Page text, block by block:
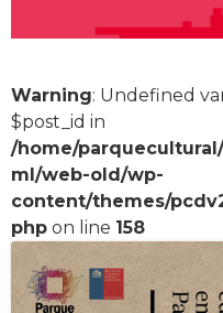
Warning: Undefined
$post_id in
/home/
ml/web-old/wp-
content/themes/
php on line 158